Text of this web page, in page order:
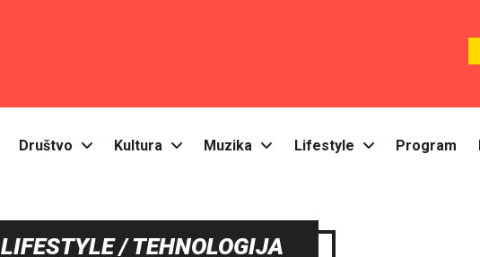
Društvo Kultura Muzika Lifestyle Program
LIFESTYLE / TEHNOLOGIJA